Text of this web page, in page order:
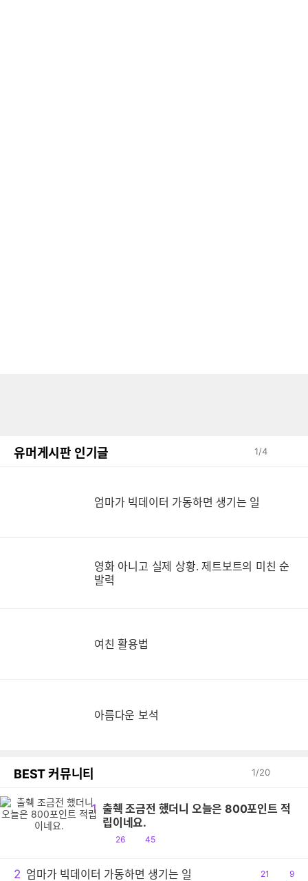
유머게시판 인기글 1/4
엄마가 빅데이터 가동하면 생기는 일
영화 아니고 실제 상황. 제트보트의 미친 순
발력
여친 활용법
아름다운 보석
BEST 커뮤니티 1/20
1 출췍 조금전 했더니 오늘은 800포인트 적
립이네요.
공
26
댓
45
2 엄마가 빅데이터 가동하면 생기는 일
공
21
댓
9